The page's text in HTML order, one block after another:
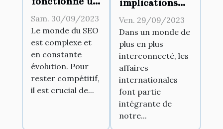
extracteur de
sitemap et
pourquoi est-
il essentiel
pour le SEO ?
Sam. 30/09/2023
Le monde du SEO
est complexe et
en constante
évolution. Pour
rester compétitif,
il est crucial de...
implications
juridiques des
affaires
internationales
Ven. 29/09/2023
Dans un monde de
plus en plus
interconnecté, les
affaires
internationales
font partie
intégrante de
notre...